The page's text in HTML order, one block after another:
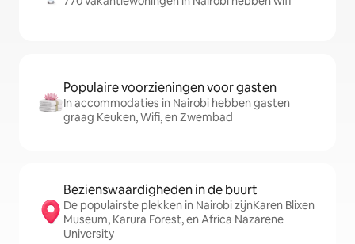
Populaire voorzieningen voor gasten
In accommodaties in Nairobi hebben gasten
graag Keuken, Wifi, en Zwembad
Bezienswaardigheden in de buurt
De populairste plekken in Nairobi zijnKaren Blixen
Museum, Karura Forest, en Africa Nazarene
University